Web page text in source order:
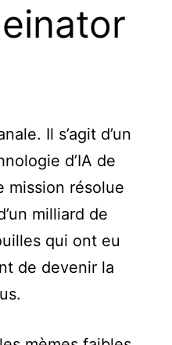
Il s’agit d’un
d’IA de
mission résolue
milliard de
qui ont eu
de devenir la